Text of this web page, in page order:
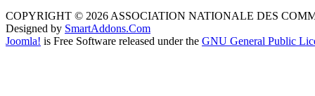
COPYRIGHT © 2026 ASSOCIATION NATIONALE DES
Designed by SmartAddons.Com
Joomla! is Free Software released under the GNU General Public